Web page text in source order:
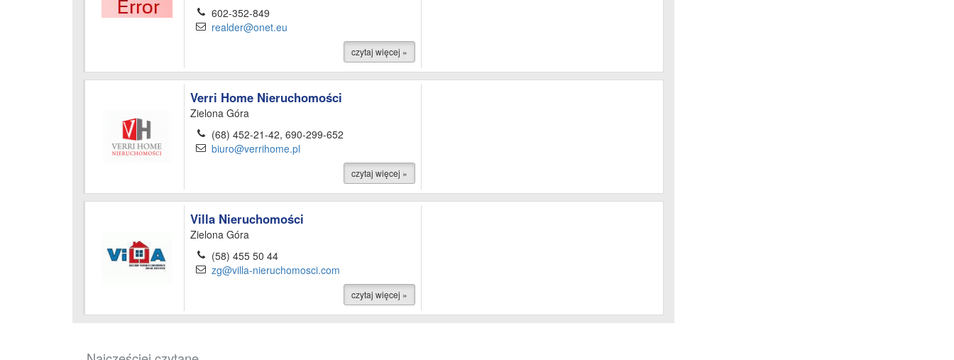
602-352-849
realder@onet.eu
czytaj więcej »
Verri Home Nieruchomości
Zielona Góra
(68) 452-21-42, 690-299-652
biuro@verrihome.pl
czytaj więcej »
Villa Nieruchomości
Zielona Góra
(58) 455 50 44
zg@villa-nieruchomosci.com
czytaj więcej »